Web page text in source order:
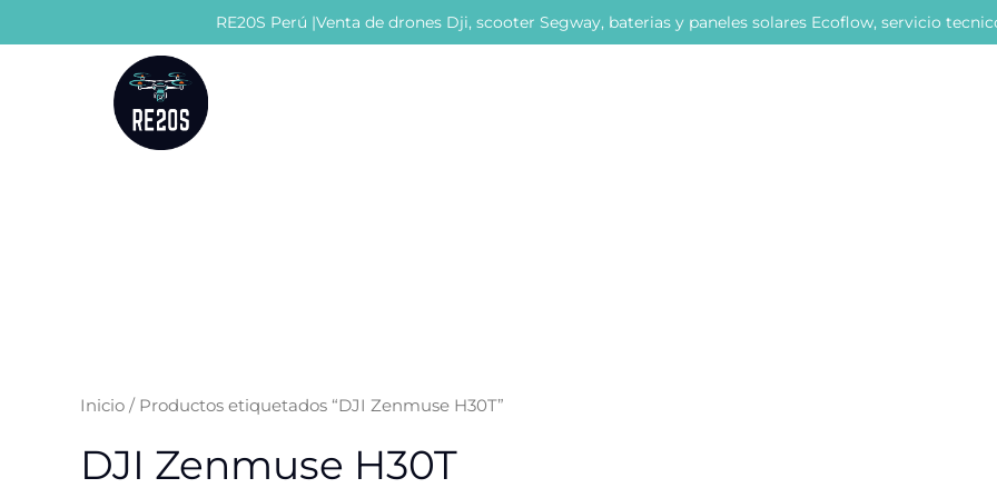
al
RE20S Perú |Venta de drones Dji, scooter Segway, baterias y paneles solares Ecoflow, servicio
Inicio / Productos etiquetados “DJI Zenmuse H30T”
DJI Zenmuse H30T